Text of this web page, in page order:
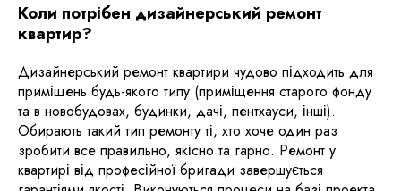
Коли потрібен дизайнерський ремонт
квартир?
Дизайнерський ремонт квартири чудово підходить для
приміщень будь-якого типу (приміщення старого фонду
та в новобудовах, будинки, дачі, пентхауси, інші).
Обирають такий тип ремонту ті, хто хоче один раз
зробити все правильно, якісно та гарно. Ремонт у
квартирі від професійної бригади завершується